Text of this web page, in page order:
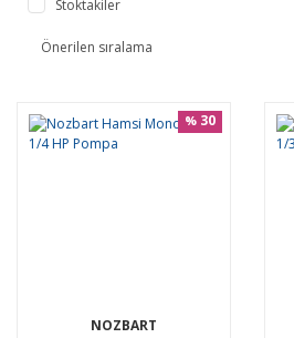
Stoktakiler
NOZBART
% 30